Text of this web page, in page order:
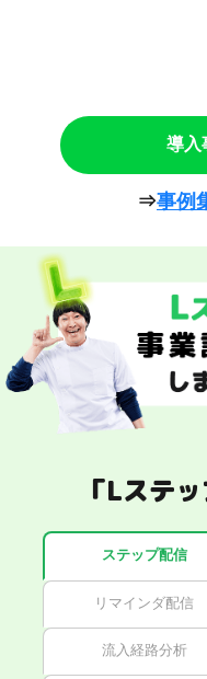
導入
⇒事例
「Lステ
ステップ配信
リマインダ配信
流入経路分析